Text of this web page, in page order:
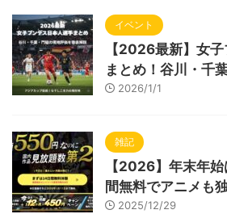
イベント
【2026最新】女
まとめ！谷川・千
2026/1/1
雑記
【2026】年末年
間無料でアニメも
2025/12/29